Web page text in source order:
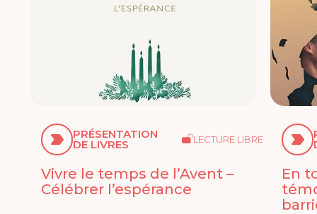
PRÉSENTATION
DE LIVRES LECTURE LIBRE
Vivre le temps de l’Avent –
Célébrer l’espérance
En